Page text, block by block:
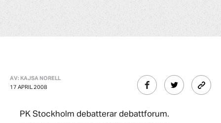
AV: KAJSA NORELL
17 APRIL 2008
PK Stockholm debatterar debattforum.